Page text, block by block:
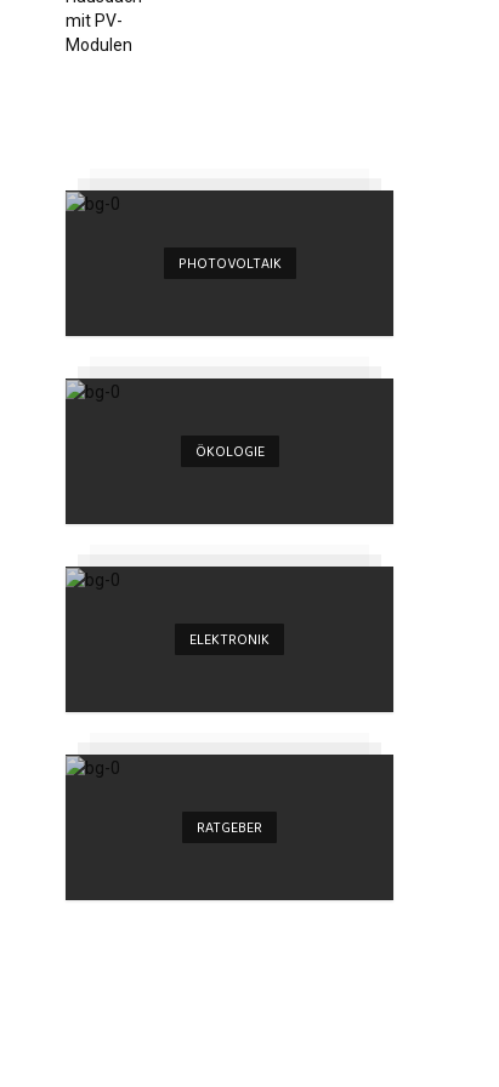
PHOTOVOLTAIK
ÖKOLOGIE
ELEKTRONIK
RATGEBER